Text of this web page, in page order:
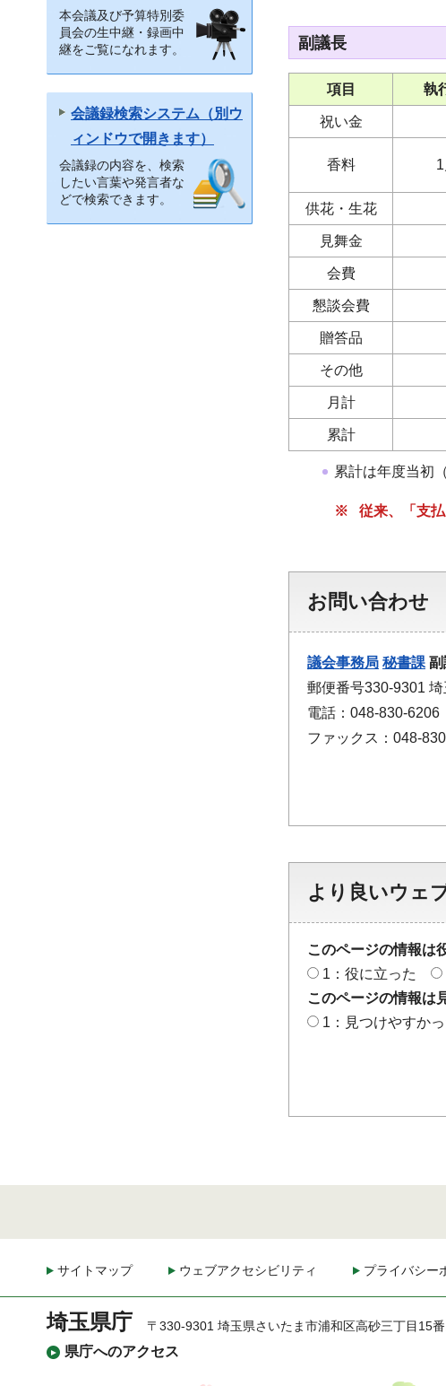
本会議及び予算特別委
員会の生中継・録画中
継をご覧になれます。
会議録検索システム（別ウ
ィンドウで開きます）
会議録の内容を、検索
したい言葉や発言者な
どで検索できます。
副議長
項目 執
祝い金
香料
供花・生花
見舞金
会費
懇談会費
贈答品
その他
月計
累計
累計は年度当初
※ 従来、「支払
お問い合わせ
議会事務局 秘書課副
郵便番号330-9301
電話：048-830-6206
ファックス：048-
より良いウェ
このページの情報は
1：役に立った
このページの情報は
1：見つけやすか
サイトマップ ウェブアクセシビリティ プライバシー
埼玉県庁
県庁へのアクセス
〒330-9301 埼玉県さいたま市浦和区高砂三丁目15